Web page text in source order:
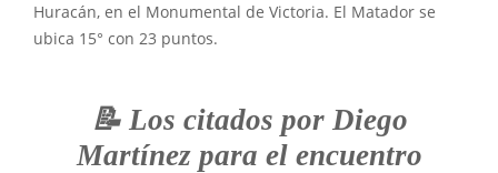
Huracán, en el Monumental de Victoria. El Matador se
ubica 15° con 23 puntos.
📝 Los citados por Diego
Martínez para el encuentro